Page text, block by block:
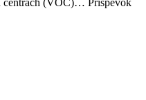
centrách (VOC)… Príspevok